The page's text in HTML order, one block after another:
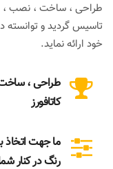
طراحی ، ساخت ، نصب ،
تاسیس گردید و
خود ارائه نماید.
طراحی ،
کاتافورز
ما جهت اتخاذ
رنگ در کنار